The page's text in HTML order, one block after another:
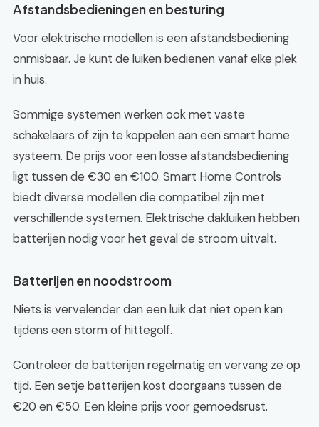
Afstandsbedieningen en besturing
Voor elektrische modellen is een afstandsbediening
onmisbaar. Je kunt de luiken bedienen vanaf elke plek
in huis.
Sommige systemen werken ook met vaste
schakelaars of zijn te koppelen aan een smart home
systeem. De prijs voor een losse afstandsbediening
ligt tussen de €30 en €100. Smart Home Controls
biedt diverse modellen die compatibel zijn met
verschillende systemen. Elektrische dakluiken hebben
batterijen nodig voor het geval de stroom uitvalt.
Batterijen en noodstroom
Niets is vervelender dan een luik dat niet open kan
tijdens een storm of hittegolf.
Controleer de batterijen regelmatig en vervang ze op
tijd. Een setje batterijen kost doorgaans tussen de
€20 en €50. Een kleine prijs voor gemoedsrust.